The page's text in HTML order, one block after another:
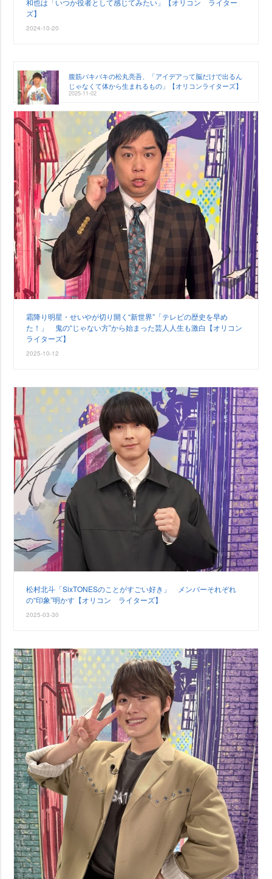
和也は「いつか役者として感じてみたい」【オリコン ライター
ズ】
2024-10-20
腹筋バキバキの松丸亮吾、「アイデアって脳だけで出るん
じゃなくて体から生まれるもの」【オリコンライターズ】
2025-11-02
霜降り明星・せいやが切り開く“新世界”「テレビの歴史を早め
た！」 鬼の“じゃない方”から始まった芸人人生も激白【オリコン
ライターズ】
2025-10-12
松村北斗「SixTONESのことがすごい好き」 メンバーそれぞれ
の“印象”明かす【オリコン ライターズ】
2025-03-30